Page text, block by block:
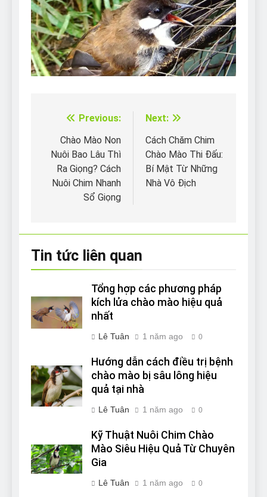
Điều
hướng
bài
viết
Previous:
Chào Mào Non
Nuôi Bao Lâu Thì
Ra Giọng? Cách
Nuôi Chim Nhanh
Sổ Giọng
Next:
Cách Chăm Chim
Chào Mào Thi Đấu:
Bí Mật Từ Những
Nhà Vô Địch
Tin tức liên quan
Tổng hợp các phương pháp
kích lửa chào mào hiệu quả
nhất
Lê Tuân 1 năm ago 0
Hướng dẫn cách điều trị bệnh
chào mào bị sâu lông hiệu
quả tại nhà
Lê Tuân 1 năm ago 0
Kỹ Thuật Nuôi Chim Chào
Mào Siêu Hiệu Quả Từ Chuyên
Gia
Lê Tuân 1 năm ago 0